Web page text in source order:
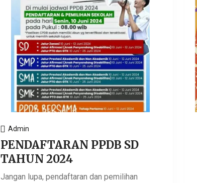
Admin
PENDAFTARAN PPDB SD
TAHUN 2024
Jangan lupa, pendaftaran dan pemilihan